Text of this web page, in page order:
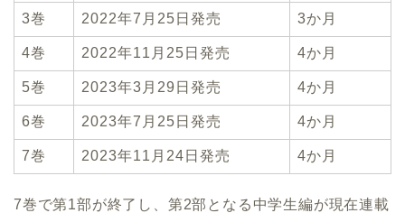
3巻 2022年7月25日発売 3か月
4巻 2022年11月25日発売 4か月
5巻 2023年3月29日発売 4か月
6巻 2023年7月25日発売 4か月
7巻 2023年11月24日発売 4か月
7巻で第1部が終了し、第2部となる中学生編が現在連載